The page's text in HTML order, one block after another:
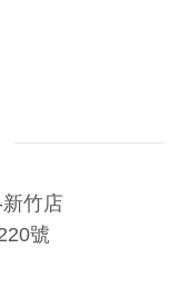
新竹店
號